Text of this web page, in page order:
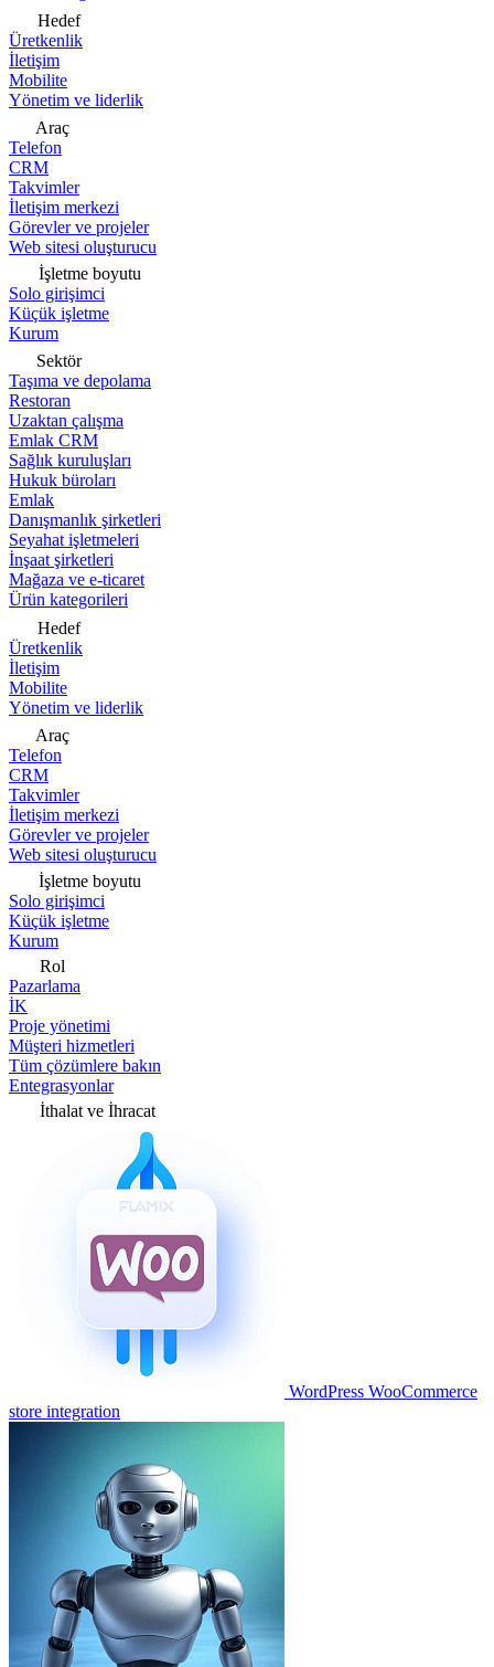
Hedef
Üretkenlik
İletişim
Mobilite
Yönetim ve liderlik
Araç
Telefon
CRM
Takvimler
İletişim merkezi
Görevler ve projeler
Web sitesi oluşturucu
İşletme boyutu
Solo girişimci
Küçük işletme
Kurum
Sektör
Taşıma ve depolama
Restoran
Uzaktan çalışma
Emlak CRM
Sağlık kuruluşları
Hukuk büroları
Emlak
Danışmanlık şirketleri
Seyahat işletmeleri
İnşaat şirketleri
Mağaza ve e-ticaret
Ürün kategorileri
Hedef
Üretkenlik
İletişim
Mobilite
Yönetim ve liderlik
Araç
Telefon
CRM
Takvimler
İletişim merkezi
Görevler ve projeler
Web sitesi oluşturucu
İşletme boyutu
Solo girişimci
Küçük işletme
Kurum
Rol
Pazarlama
İK
Proje yönetimi
Müşteri hizmetleri
Tüm çözümlere bakın
Entegrasyonlar
İthalat ve İhracat
WordPress WooCommerce
store integration